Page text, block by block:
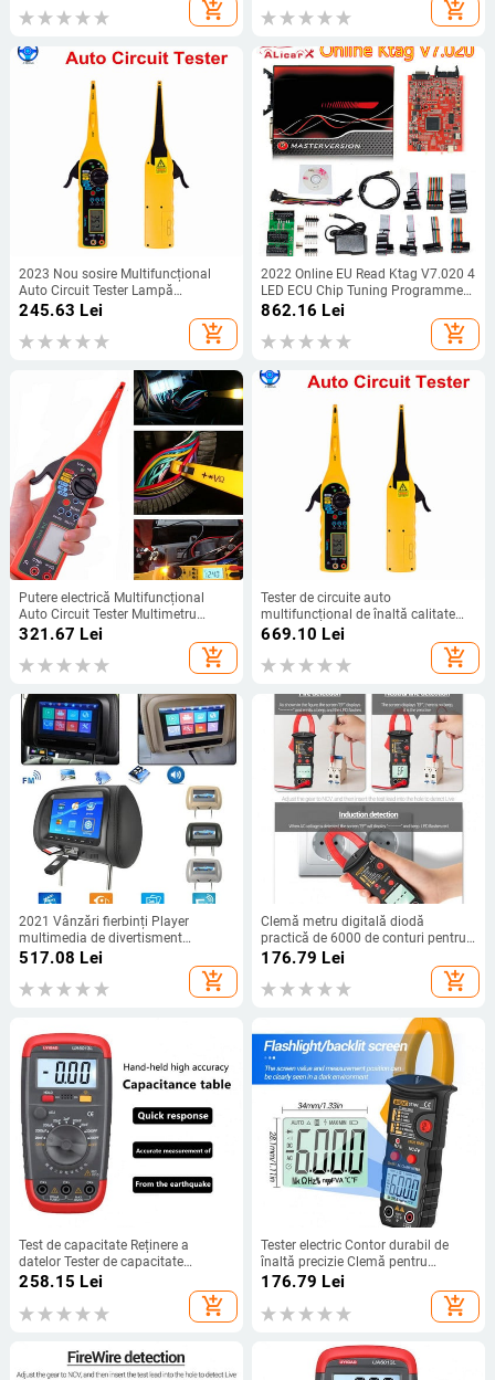
diagnosticare a sistemului electric
add_shopping_cart
defecțiuni a motorului de mașină
add_shopping_cart
2023 Nou sosire Multifuncțional
Auto Circuit Tester Lampă
multimetru Reparație auto
multimetru electric auto
245.63 Lei
add_shopping_cart
2022 Online EU Read Ktag V7.020 4
LED ECU Chip Tuning Programmer
K-tag 7.020 SW 2.25 Kess 5.017
Instrument de reparație auto pentru
camion auto
862.16 Lei
add_shopping_cart
Putere electrică Multifuncțional
Auto Circuit Tester Multimetru
Lampă Reparație auto Multimetru
electric auto 0V-380V (Ecran)
321.67 Lei
add_shopping_cart
Tester de circuite auto
multifuncțional de înaltă calitate
Lampă multimetru Reparație auto
multimetru electric auto
669.10 Lei
add_shopping_cart
2021 Vânzări fierbinți Player
multimedia de divertisment
universal de 7 inci pentru tetieră
517.08 Lei
add_shopping_cart
Clemă metru digitală diodă
practică de 6000 de conturi pentru
dormitor multimetru cu clemă
electrician multimetru digital cu
clemă
176.79 Lei
add_shopping_cart
Test de capacitate Reținere a
datelor Tester de capacitate
rezistent la rugină pentru electrician
258.15 Lei
add_shopping_cart
Tester electric Contor durabil de
înaltă precizie Clemă pentru
electrician Capacitate sigură
electrician
176.79 Lei
add_shopping_cart